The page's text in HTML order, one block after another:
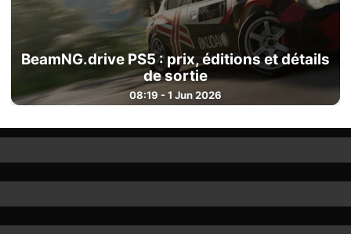
BeamNG.drive PS5 : prix, éditions et détails
de sortie
08:19 - 1 Jun 2026